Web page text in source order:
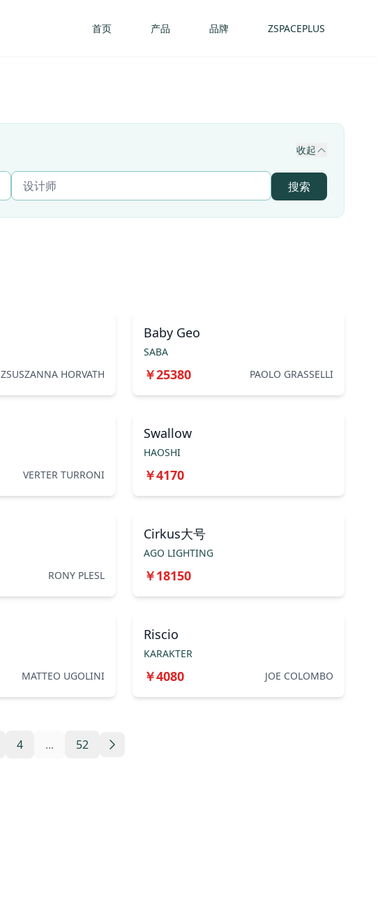
首页 产品 品牌 ZSPACEPLUS
收起
搜索
ZSUSZANNA HORVATH
Baby Geo
SABA
￥25380 PAOLO GRASSELLI
VERTER TURRONI
Swallow
HAOSHI
￥4170
RONY PLESL
Cirkus大号
AGO LIGHTING
￥18150
MATTEO UGOLINI
Riscio
KARAKTER
￥4080 JOE COLOMBO
4 ... 52